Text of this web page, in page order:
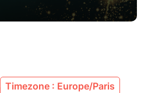
Timezone : Europe/Paris